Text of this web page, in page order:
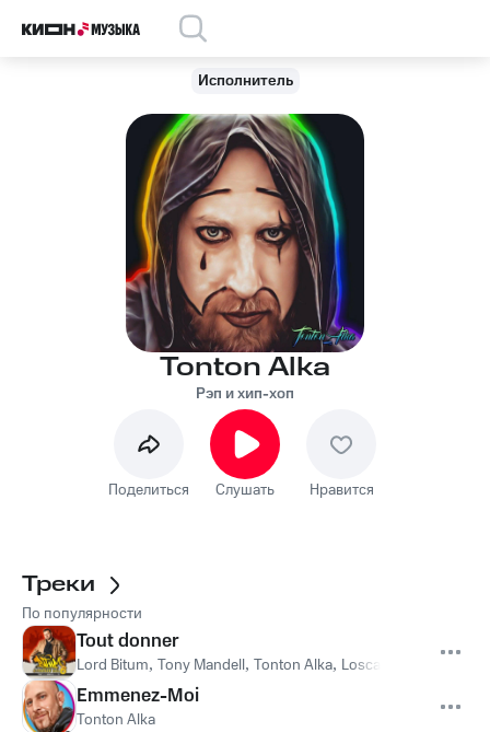
Исполнитель
Tonton Alka
Рэп и хип-хоп
Поделиться Слушать Нравится
Треки
По популярности
Tout donner
Lord Bitum, Tony Mandell, Tonton Alka, Loscar
Emmenez-Moi
Tonton Alka